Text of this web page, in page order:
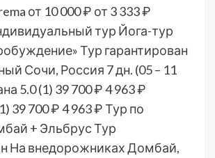
от 10 000 ₽ от 3 333 ₽
тур Йога-тур
Тур гарантирован
Сочи, Россия 7 дн. (05 – 11
5.0(1) 39 700 ₽4 963 ₽
39 700 ₽4 963 ₽Тур по
+ Эльбрус Тур
На внедорожниках Домбай,